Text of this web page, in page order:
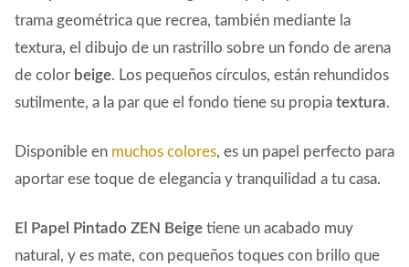
trama geométrica que recrea, también mediante la
textura, el dibujo de un rastrillo sobre un fondo de arena
de color beige. Los pequeños círculos, están rehundidos
sutilmente, a la par que el fondo tiene su propia textura.
Disponible en muchos colores, es un papel perfecto para
aportar ese toque de elegancia y tranquilidad a tu casa.
El Papel Pintado ZEN Beige tiene un acabado muy
natural, y es mate, con pequeños toques con brillo que